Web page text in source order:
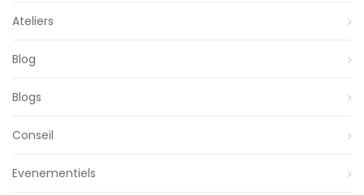
Ateliers
Blog
Blogs
Conseil
Evenementiels